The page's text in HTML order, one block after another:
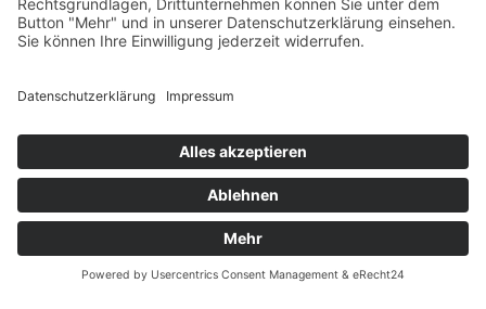
Datenschutz
Fernabsatz
Widerrufsrecht bei Dienstleistungen
Kontakt
Garantiefall
Batterieverordnung
Ergänzende Allgemeine Geschäftsbedingungen zum